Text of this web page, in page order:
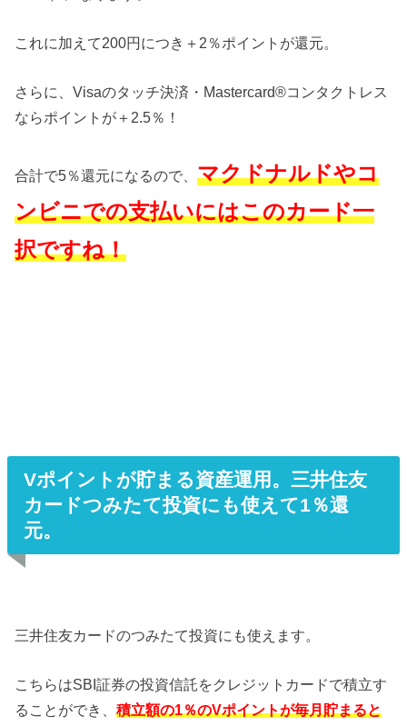
これに加えて200円につき＋2％ポイントが還元。
さらに、Visaのタッチ決済・Mastercard®コンタクトレス
ならポイントが＋2.5％！
合計で5％還元になるので、マクドナルドやコ
ンビニでの支払いにはこのカード一
択ですね！
Vポイントが貯まる資産運用。三井住友
カードつみたて投資にも使えて1％還
元。
三井住友カードのつみたて投資にも使えます。
こちらはSBI証券の投資信託をクレジットカードで積立す
ることができ、積立額の1％のVポイントが毎月貯まると